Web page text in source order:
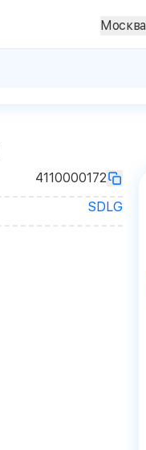
Москва
4110000172
SDLG